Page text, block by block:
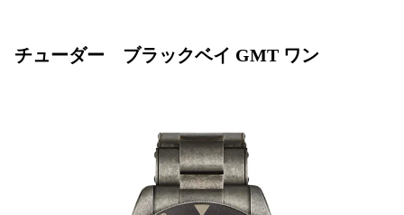
チューダー ブラックベイ GMT ワン